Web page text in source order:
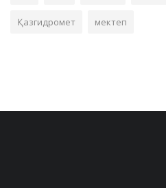
Қазгидромет мектеп